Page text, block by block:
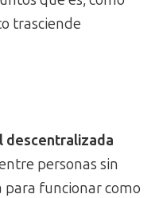
trasciende
descentralizada
personas sin
para funcionar como